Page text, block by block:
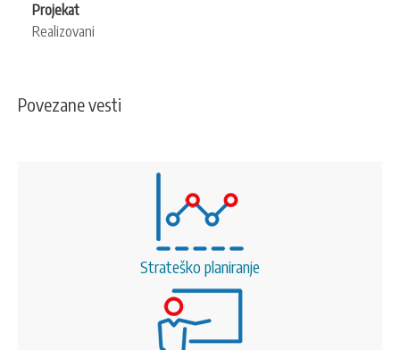
Projekat
Realizovani
Povezane vesti
Strateško planiranje